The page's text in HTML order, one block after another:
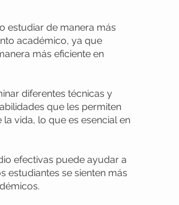
estudiar de manera más
académico, ya que
más eficiente en
diferentes técnicas y
que les permiten
vida, lo que es esencial en
efectivas puede ayudar a
estudiantes se sienten más